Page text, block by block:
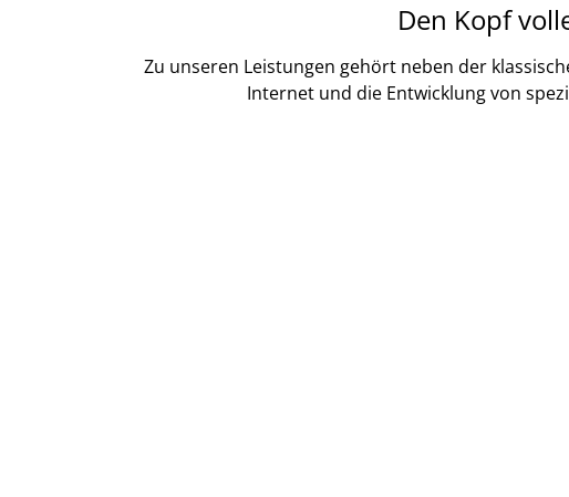
Den Kopf
Zu unseren Leistungen gehört neben der
Internet und die Entwicklung von